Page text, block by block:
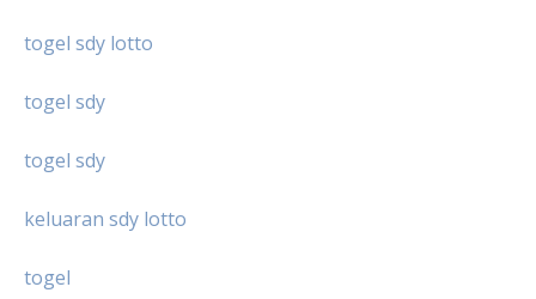
togel sdy lotto
togel sdy
togel sdy
keluaran sdy lotto
togel